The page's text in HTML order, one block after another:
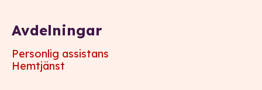
Avdelningar
Personlig assistans
Hemtjänst